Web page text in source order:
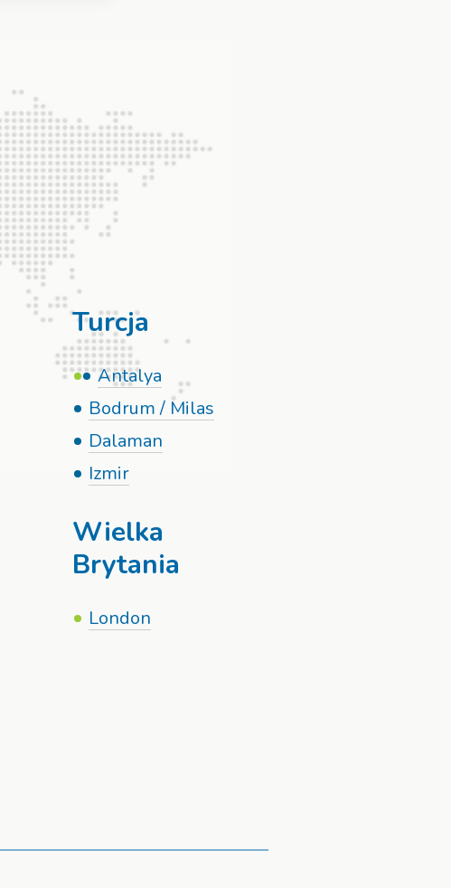
Turcja
Antalya
Bodrum / Milas
Dalaman
Izmir
Wielka
Brytania
London